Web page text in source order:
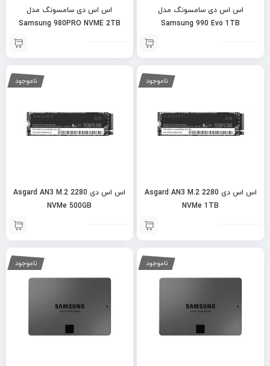
اس اس دی سامسونگ مدل
Samsung 990 Evo 1TB
اس اس دی سامسونگ مدل
Samsung 980PRO NVME 2TB
ناموجود
اس اس دی Asgard AN3 M.2 2280
NVMe 1TB
ناموجود
اس اس دی Asgard AN3 M.2 2280
NVMe 500GB
ناموجود ناموجود